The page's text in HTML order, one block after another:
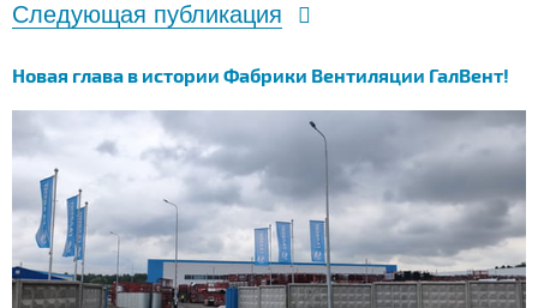
Следующая публикация
Новая глава в истории Фабрики Вентиляции ГалВент!